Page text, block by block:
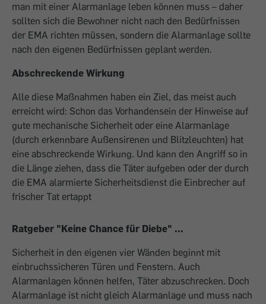
man mit einer Alarmanlage leben können muss – daher
sollten sich die Bewohner nicht nach den Bedürfnissen
der EMA richten müssen, sondern die Alarmanlage sollte
nach den eigenen Bedürfnissen geplant werden.
Abschreckende Wirkung
Alle diese Maßnahmen haben ein Ziel, das meist auch
erreicht wird: Schon das Vorhandensein der Hinweise auf
gute mechanische Sicherheit oder eine Alarmanlage
(durch erkennbare Außensirenen und Blitzleuchten) hat
eine abschreckende Wirkung. Und kann den Angriff so in
die Länge ziehen, dass die Täter aufgeben oder der durch
die EMA alarmierte Sicherheitsdienst die Einbrecher auf
frischer Tat ertappt
Ratgeber "Keine Chance für Diebe" ...
Sicherheit in den eigenen vier Wänden beginnt mit
einbruchssicheren Türen und Fenstern. Auch
Alarmanlagen können helfen, Täter abzuschrecken. Doch
Alarmanlage ist nicht gleich Alarmanlage und muss nach